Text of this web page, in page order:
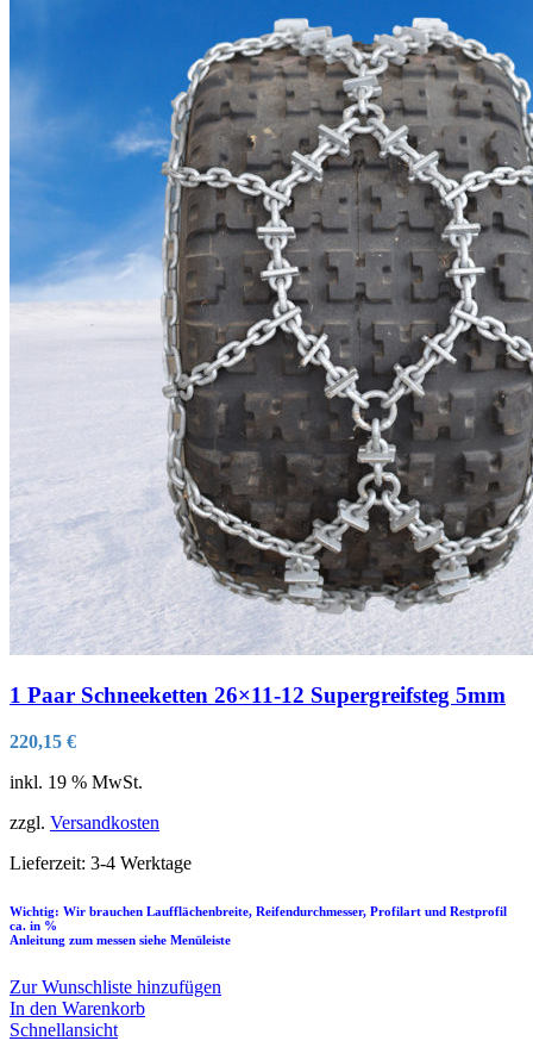
1 Paar Schneeketten 26×11-12 Supergreifsteg 5mm
220,15 €
inkl. 19 % MwSt.
zzgl. Versandkosten
Lieferzeit: 3-4 Werktage
Wichtig: Wir brauchen Laufflächenbreite, Reifendurchmesser, Profilart und Restprofil
ca. in %
Anleitung zum messen siehe Menüleiste
Zur Wunschliste hinzufügen
In den Warenkorb
Schnellansicht